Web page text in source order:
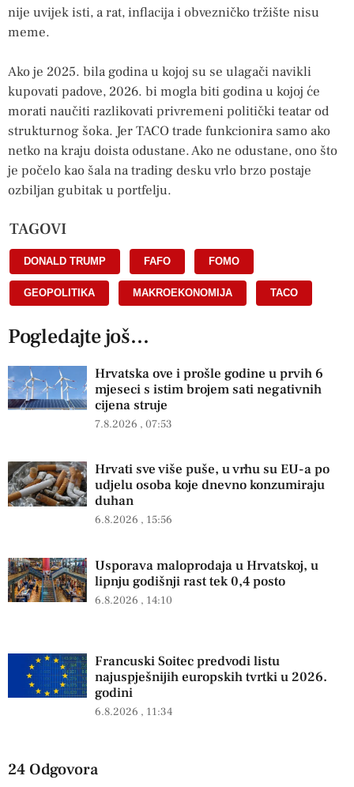
nije uvijek isti, a rat, inflacija i obvezničko tržište nisu
meme.
Ako je 2025. bila godina u kojoj su se ulagači navikli
kupovati padove, 2026. bi mogla biti godina u kojoj će
morati naučiti razlikovati privremeni politički teatar od
strukturnog šoka. Jer TACO trade funkcionira samo ako
netko na kraju doista odustane. Ako ne odustane, ono što
je počelo kao šala na trading desku vrlo brzo postaje
ozbiljan gubitak u portfelju.
TAGOVI
DONALD TRUMP FAFO FOMO
GEOPOLITIKA MAKROEKONOMIJA TACO
Pogledajte još...
Hrvatska ove i prošle godine u prvih 6
mjeseci s istim brojem sati negativnih
cijena struje
7.8.2026 07:53
Hrvati sve više puše, u vrhu su EU-a po
udjelu osoba koje dnevno konzumiraju
duhan
6.8.2026 15:56
Usporava maloprodaja u Hrvatskoj, u
lipnju godišnji rast tek 0,4 posto
6.8.2026 14:10
Francuski Soitec predvodi listu
najuspješnijih europskih tvrtki u 2026.
godini
6.8.2026 11:34
24 Odgovora